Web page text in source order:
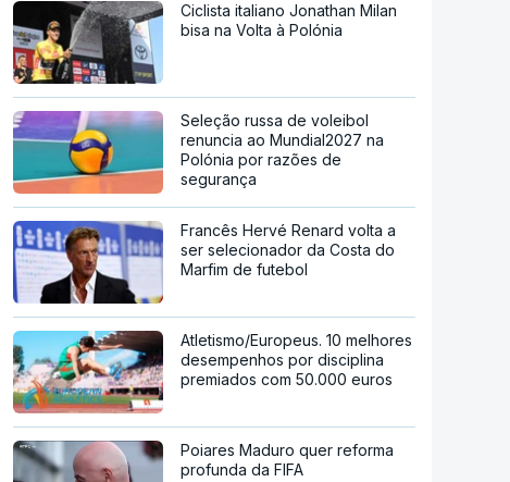
Ciclista italiano Jonathan Milan
bisa na Volta à Polónia
Seleção russa de voleibol
renuncia ao Mundial2027 na
Polónia por razões de
segurança
Francês Hervé Renard volta a
ser selecionador da Costa do
Marfim de futebol
Atletismo/Europeus. 10 melhores
desempenhos por disciplina
premiados com 50.000 euros
Poiares Maduro quer reforma
profunda da FIFA